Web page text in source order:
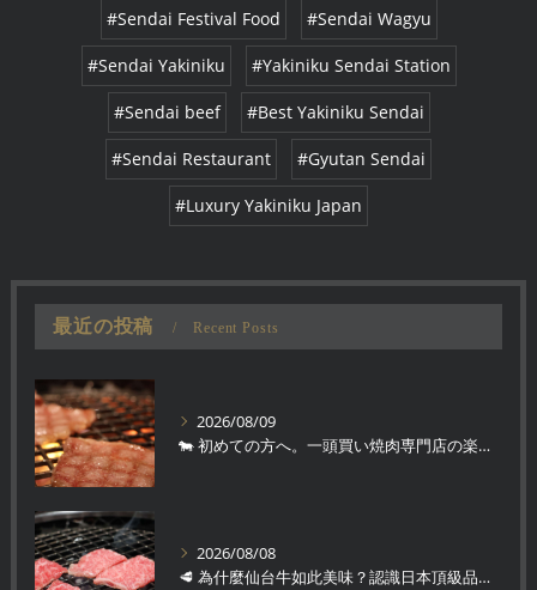
#Sendai Festival Food #Sendai Wagyu
#Sendai Yakiniku #Yakiniku Sendai Station
#Sendai beef #Best Yakiniku Sendai
#Sendai Restaurant #Gyutan Sendai
#Luxury Yakiniku Japan
最近の投稿 Recent Posts
2026/08/09
🐄 初めての方へ。一頭買い焼肉専門店の楽しみ方
2026/08/08
🥩 為什麼仙台牛如此美味？認識日本頂級品牌和牛